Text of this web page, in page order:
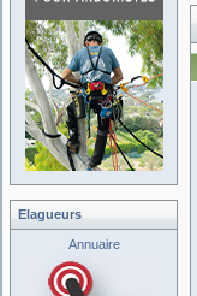
Elagueurs
Annuaire